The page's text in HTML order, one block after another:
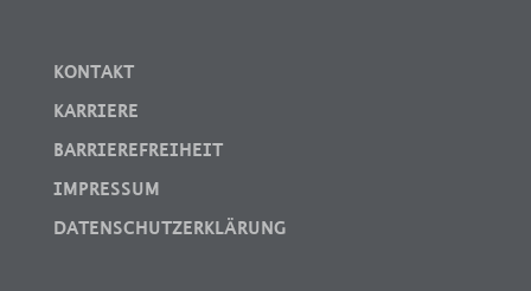
KONTAKT
KARRIERE
BARRIEREFREIHEIT
IMPRESSUM
DATENSCHUTZERKLÄRUNG